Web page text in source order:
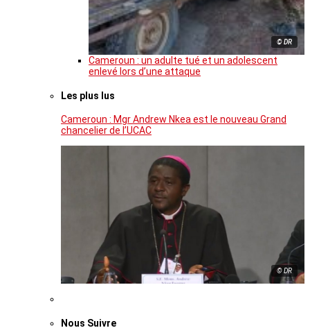
© DR
Cameroun : un adulte tué et un adolescent
enlevé lors d’une attaque
Les plus lus
Cameroun : Mgr Andrew Nkea est le nouveau Grand
chancelier de l’UCAC
© DR
Nous Suivre